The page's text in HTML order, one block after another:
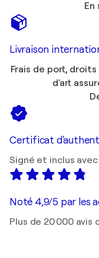
En
Livraison
Frais de port,
d'art
Certificat
Signé et inclus
Noté 4,9/5 par les
Plus de 20 000 avis